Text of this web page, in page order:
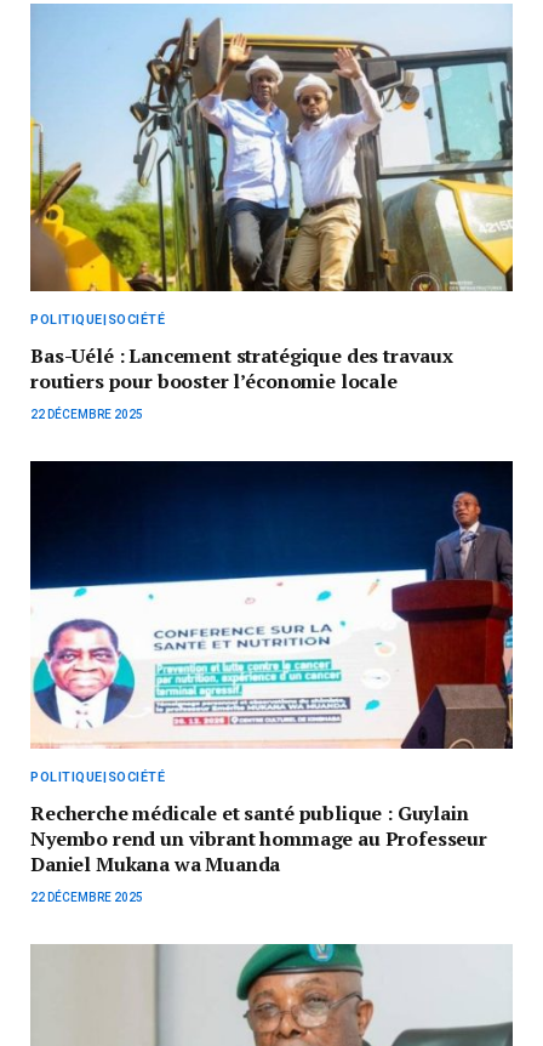
POLITIQUE|SOCIÉTÉ
Bas-Uélé : Lancement stratégique des travaux
routiers pour booster l’économie locale
22 DÉCEMBRE 2025
POLITIQUE|SOCIÉTÉ
Recherche médicale et santé publique : Guylain
Nyembo rend un vibrant hommage au Professeur
Daniel Mukana wa Muanda
22 DÉCEMBRE 2025